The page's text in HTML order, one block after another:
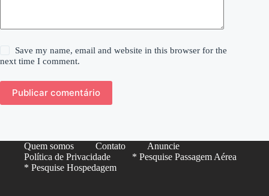
Save my name, email and website in this browser for the
next time I comment.
Publicar comentário
Quem somos Contato
Anuncie
Política de Privacidade
* Pesquise Passagem Aérea
* Pesquise Hospedagem